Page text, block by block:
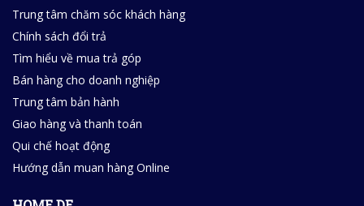
Trung tâm chăm sóc khách hàng
Chính sách đổi trả
Tìm hiểu về mua trả góp
Bán hàng cho doanh nghiệp
Trung tâm bản hành
Giao hàng và thanh toán
Qui chế hoạt động
Hướng dẫn muan hàng Online